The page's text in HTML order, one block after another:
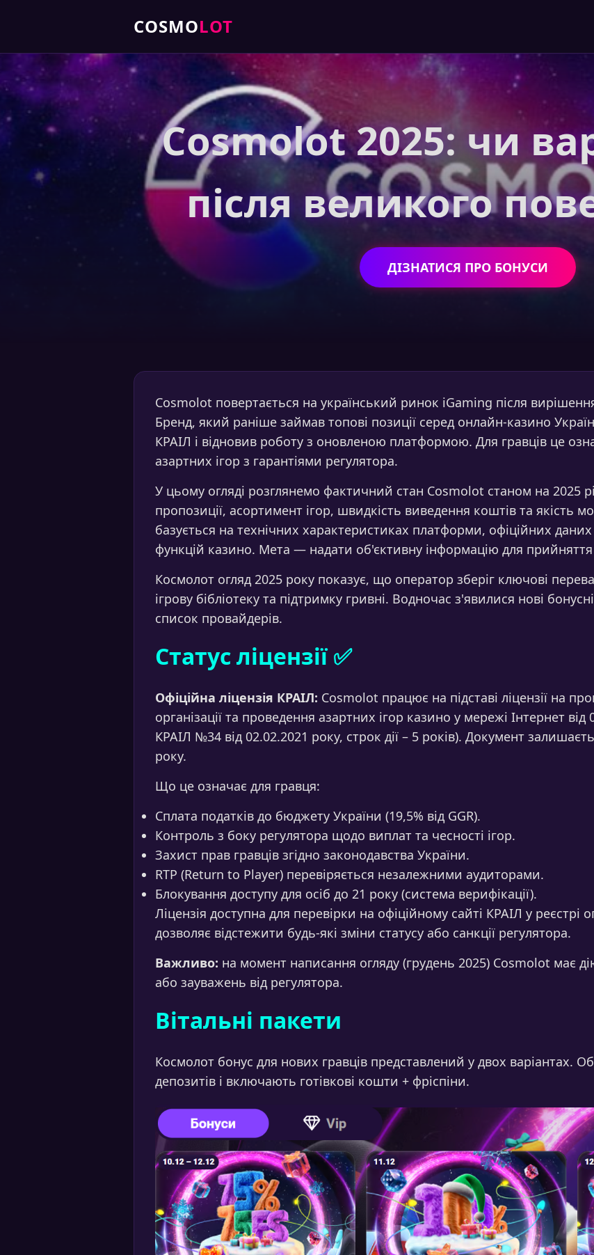
COSMOLOT
Cosmolot 2025: чи
після великого
ДІЗНАТИСЯ ПРО БОНУСИ
Cosmolot повертається на український ринок iGaming після
Бренд, який раніше займав топові позиції серед онлайн-казино
КРАІЛ і відновив роботу з оновленою платформою. Для гравців це
азартних ігор з гарантіями регулятора.
У цьому огляді розглянемо фактичний стан Cosmolot станом на 2025
пропозиції, асортимент ігор, швидкість виведення коштів та якість
базується на технічних характеристиках платформи, офіційних
функцій казино. Мета — надати об'єктивну інформацію для
Космолот огляд 2025 року показує, що оператор зберіг ключові
ігрову бібліотеку та підтримку гривні. Водночас з'явилися нові
список провайдерів.
Статус ліцензії ✅
Офіційна ліцензія КРАІЛ: Cosmolot працює на підставі ліцензії на
організації та проведення азартних ігор казино у мережі Інтернет
КРАІЛ №34 від 02.02.2021 року, строк дії – 5 років). Документ
року.
Що це означає для гравця:
Сплата податків до бюджету України (19,5% від GGR).
Контроль з боку регулятора щодо виплат та чесності ігор.
Захист прав гравців згідно законодавства України.
RTP (Return to Player) перевіряється незалежними аудиторами.
Блокування доступу для осіб до 21 року (система верифікації).
Ліцензія доступна для перевірки на офіційному сайті КРАІЛ у реєстрі
дозволяє відстежити будь-які зміни статусу або санкції регулятора.
Важливо: на момент написання огляду (грудень 2025) Cosmolot має
або зауважень від регулятора.
Вітальні пакети
Космолот бонус для нових гравців представлений у двох варіантах.
депозитів і включають готівкові кошти + фріспіни.